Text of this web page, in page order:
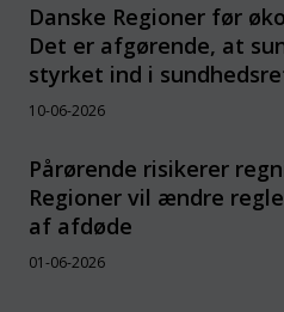
Danske Regioner før
Det er afgørende, at
styrket ind i
10-06-2026
Pårørende risikerer
Regioner vil ændre
af afdøde
01-06-2026